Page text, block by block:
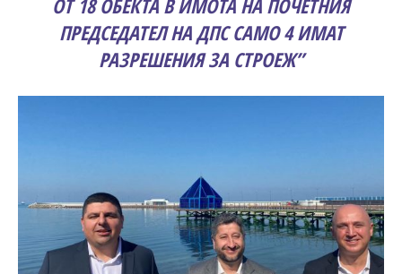
ПРЕДСЕДАТЕЛ НА ДПС САМО 4 ИМАТ
РАЗРЕШЕНИЯ ЗА СТРОЕЖ”